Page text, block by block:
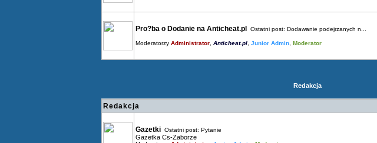
Pro?ba o Dodanie na Anticheat.pl Ostatni post: Dodawanie podejrzanych n...
Moderatorzy Administrator Anticheat.pl Junior Admin Moderator
Redakcja
Redakcja
Gazetki Ostatni post: Pytanie
Gazetka Cs-Zaborze